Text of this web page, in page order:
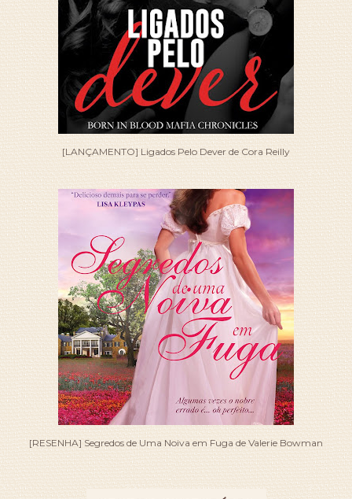
[LANÇAMENTO] Ligados Pelo Dever de Cora Reilly
[RESENHA] Segredos de Uma Noiva em Fuga de Valerie Bowman